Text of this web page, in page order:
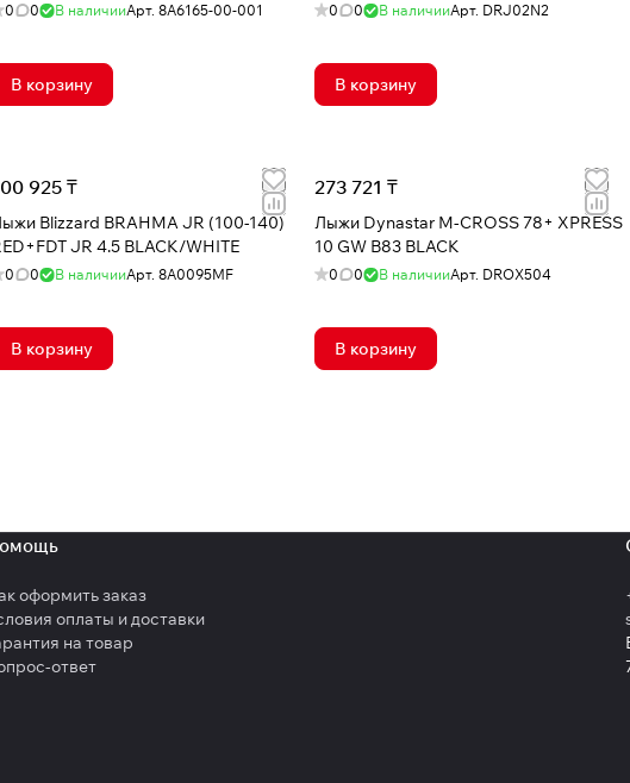
0 0 В наличииАрт.8A6165-00-001
В корзину
0 0 В наличииАрт. DRJ02N2
В корзину
925 ₸
Blizzard BRAHMA JR (100-140)
JR 4.5 BLACK/WHITE
0 0 В наличииАрт.8A0095MF
В корзину
273 721 ₸
Лыжи Dynastar M-CROSS 78+ XPRESS
10 GW B83 BLACK
0 0 В наличииАрт. DROX504
В корзину
оформить заказ
оплаты и доставки
на товар
ответ